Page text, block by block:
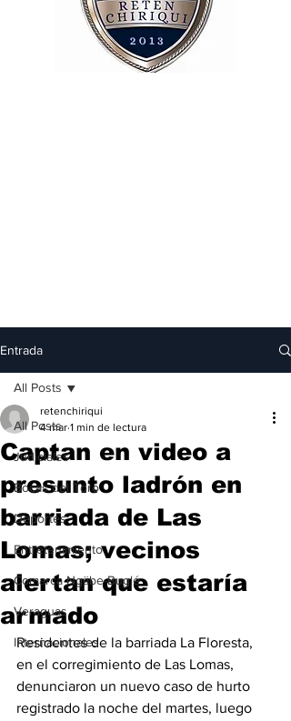
Entrada
All Posts
Judiciales
Bocas del Toro
Deportes
Entretenimiento
Comarca Ngäbe-Buglé
Veraguas
Internacionales
All Posts
Captan en video a
presunto ladrón en
barriada de Las
Lomas; vecinos
alertan que estaría
armado
retenchiriqui
4 mar 1 min de lectura
Residentes de la barriada La Floresta,
en el corregimiento de Las Lomas,
denunciaron un nuevo caso de hurto
registrado la noche del martes, luego